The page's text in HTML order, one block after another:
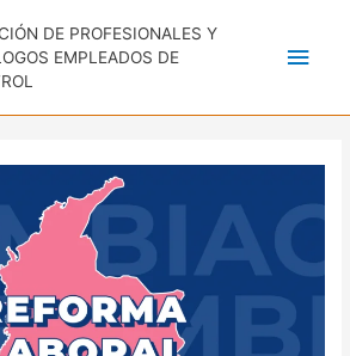
DE PROFESIONALES Y
EMPLEADOS DE